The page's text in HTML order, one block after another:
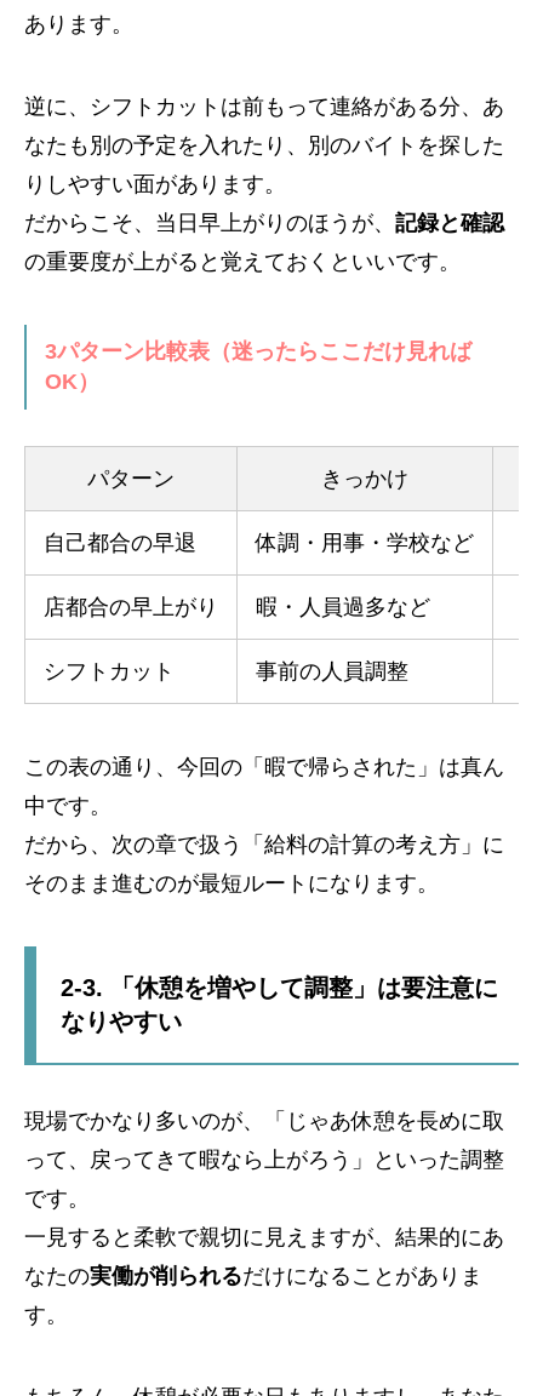
あります。
逆に、シフトカットは前もって連絡がある分、あ
なたも別の予定を入れたり、別のバイトを探した
りしやすい面があります。
だからこそ、当日早上がりのほうが、 記録と確認
の重要度が上がると覚えておくといいです。
3パターン比較表（迷ったらここだけ見れば
OK）
パターン きっかけ
自己都合の早退 体調・用事・学校など
店都合の早上がり 暇・人員過多など
シフトカット 事前の人員調整
この表の通り、今回の「暇で帰らされた」は真ん
中です。
だから、次の章で扱う「給料の計算の考え方」に
そのまま進むのが最短ルートになります。
2-3. 「休憩を増やして調整」は要注意に
なりやすい
現場でかなり多いのが、「じゃあ休憩を長めに取
って、戻ってきて暇なら上がろう」といった調整
です。
一見すると柔軟で親切に見えますが、結果的にあ
なたの実働が削られるだけになることがありま
す。